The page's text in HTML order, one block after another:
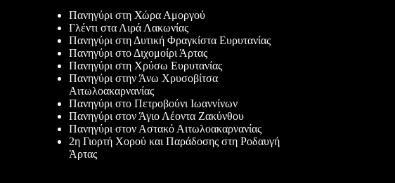
Πανηγύρι στη Χώρα Αμοργού
Γλέντι στα Λιρά Λακωνίας
Πανηγύρι στη Δυτική Φραγκίστα Ευρυτανίας
Πανηγύρι στο Διχομοίρι Άρτας
Πανηγύρι στη Χρύσω Ευρυτανίας
Πανηγύρι στην Άνω Χρυσοβίτσα
Αιτωλοακαρνανίας
Πανηγύρι στο Πετροβούνι Ιωαννίνων
Πανηγύρι στον Άγιο Λέοντα Ζακύνθου
Πανηγύρι στον Αστακό Αιτωλοακαρνανίας
2η Γιορτή Χορού και Παράδοσης στη Ροδαυγή
Άρτας